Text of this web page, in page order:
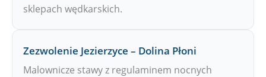
sklepach wędkarskich.
Zezwolenie Jezierzyce – Dolina Płoni
Malownicze stawy z regulaminem nocnych